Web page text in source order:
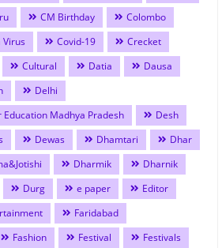
CM Birthday
Colombo
Virus Covid-19
Crecket
Cultural Datia
Dausa
Delhi
Madhya Pradesh
Desh
Dewas Dhamtari
Dhar
Dharmik
Dharnik
Durg e paper
Editor
Faridabad
Fashion Festival Festivals